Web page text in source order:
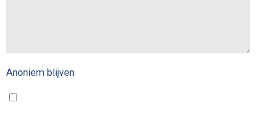
Anoniem blijven